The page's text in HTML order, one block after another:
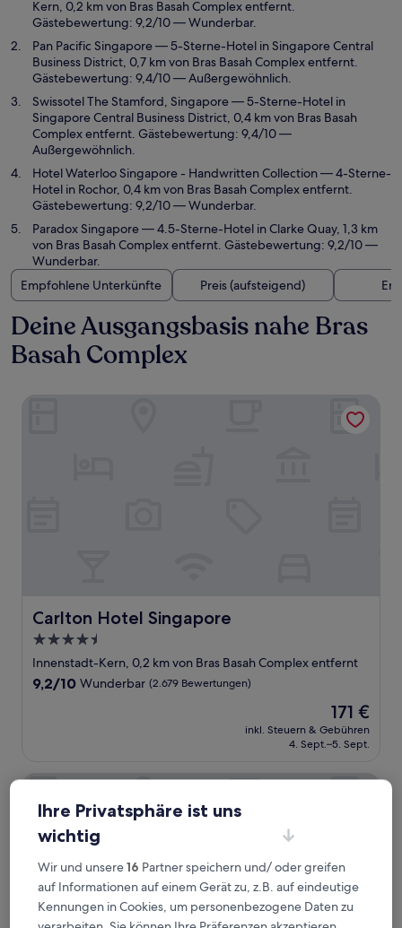
Kern, 0,2 km von Bras Basah Complex entfernt.
Gästebewertung: 9,2/10 — Wunderbar.
Pan Pacific Singapore— 5-Sterne-Hotel in Singapore Central
Business District, 0,7 km von Bras Basah Complex entfernt.
Gästebewertung: 9,4/10 — Außergewöhnlich.
Swissotel The Stamford, Singapore— 5-Sterne-Hotel in
Singapore Central Business District, 0,4 km von Bras Basah
Complex entfernt. Gästebewertung: 9,4/10 —
Außergewöhnlich.
Hotel Waterloo Singapore - Handwritten Collection— 4-Sterne-
Hotel in Rochor, 0,4 km von Bras Basah Complex entfernt.
Gästebewertung: 9,2/10 — Wunderbar.
Paradox Singapore— 4.5-Sterne-Hotel in Clarke Quay, 1,3 km
von Bras Basah Complex entfernt. Gästebewertung: 9,2/10 —
Wunderbar.
Empfohlene Unterkünfte
Preis (aufsteigend)
Deine Ausgangsbasis nahe Bras
Basah Complex
Carlton Hotel Singapore
Carlton Hotel Singapore
4.5-
Sterne-
Unterkunft
Innenstadt-Kern, 0,2 km von Bras Basah Complex entfernt
9.2
9,2/10 Wunderbar (2.679 Bewertungen)
Der
Preis
beträgt
171 €
inkl. Steuern & Gebühren
4. Sept.–5. Sept.
Pan Pacific Singapore
Ihre Privatsphäre ist uns
wichtig
Wir und unsere16 Partner speichern und/ oder greifen
auf Informationen auf einem Gerät zu, z.B. auf eindeutige
Kennungen in Cookies, um personenbezogene Daten zu